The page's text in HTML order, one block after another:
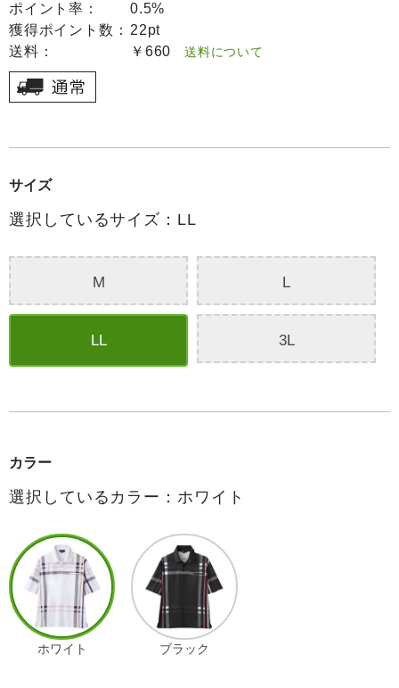
ポイント率：
0.5%
獲得ポイント数： 22pt
送料：
￥660 送料について
サイズ
選択しているサイズ：LL
M L
LL 3L
カラー
選択しているカラー：ホワイト
ホワイト ブラック